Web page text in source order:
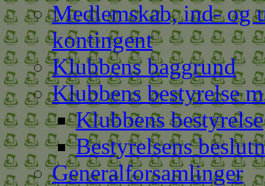
Medlemskab, ind- og
kontingent
Klubbens baggrund
Klubbens bestyrelse
Klubbens bestyrelse
Bestyrelsens
Generalforsamlinger